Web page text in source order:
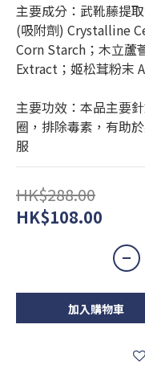
主要成分：武靴藤提
(吸附劑) Crystalline
Corn Starch；木立蘆
Extract；姬松茸粉末
主要功效：本品主要
圈，排除毒素，有助
服
HK$288.00
HK$108.00
加入購物車